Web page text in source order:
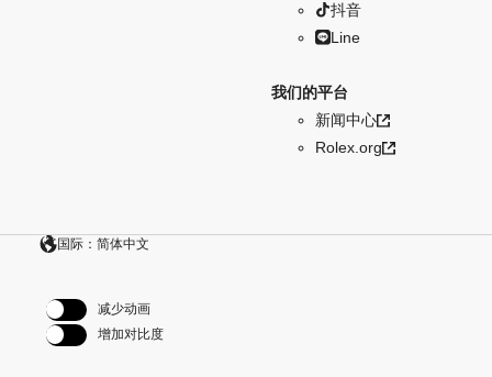
抖音
Line
我们的平台
新闻中心
Rolex.org
国际：简体中文
减少动画
增加对比度